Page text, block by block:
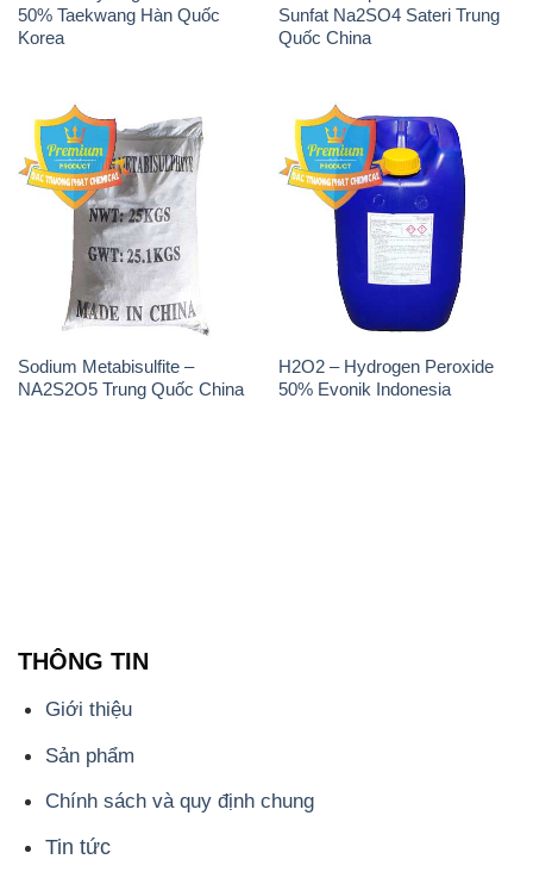
50% Taekwang Hàn Quốc
Korea
Sunfat Na2SO4 Sateri Trung
Quốc China
Sodium Metabisulfite –
NA2S2O5 Trung Quốc China
H2O2 – Hydrogen Peroxide
50% Evonik Indonesia
THÔNG TIN
Giới thiệu
Sản phẩm
Chính sách và quy định chung
Tin tức